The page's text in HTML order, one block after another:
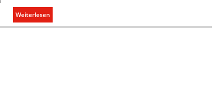
a
s
s
m
o
b
Weiterlesen:
T